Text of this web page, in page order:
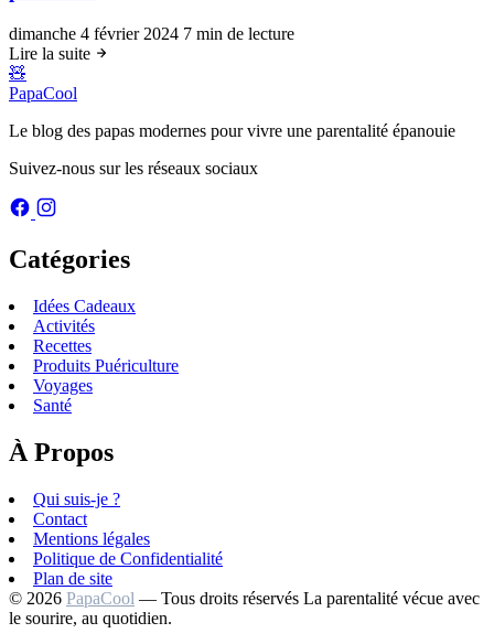
dimanche 4 février 2024 7 min de lecture
Lire la suite
🧸
PapaCool
Le blog des papas modernes pour vivre une parentalité épanouie
Suivez-nous sur les réseaux sociaux
Catégories
Idées Cadeaux
Activités
Recettes
Produits Puériculture
Voyages
Santé
À Propos
Qui suis-je ?
Contact
Mentions légales
Politique de Confidentialité
Plan de site
© 2026 PapaCool — Tous droits réservés La parentalité vécue avec
le sourire, au quotidien.